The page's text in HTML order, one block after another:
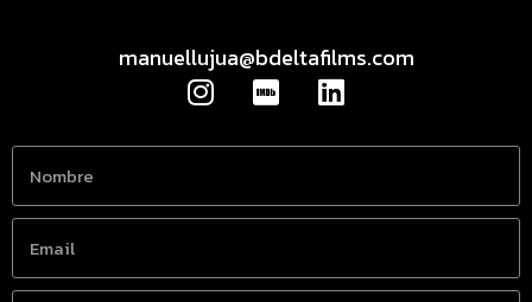
manuellujua@bdeltafilms.com